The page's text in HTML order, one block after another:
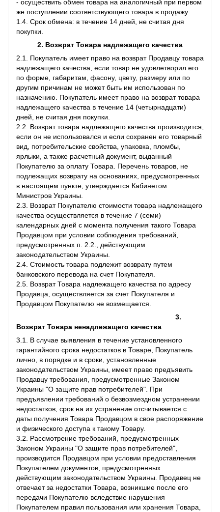
- осуществить обмен товара на аналогичный при первом
же поступлении соответствующего товара в продажу.
1.4. Срок обмена: в течение 14 дней, не считая дня
покупки.
2. Возврат Товара надлежащего качества
2.1. Покупатель имеет право на возврат Продавцу товара
надлежащего качества, если товар не удовлетворил его
по форме, габаритам, фасону, цвету, размеру или по
другим причинам не может быть им использован по
назначению. Покупатель имеет право на возврат товара
надлежащего качества в течение 14 (четырнадцати)
дней, не считая дня покупки.
2.2. Возврат товара надлежащего качества производится,
если он не использовался и если сохранен его товарный
вид, потребительские свойства, упаковка, пломбы,
ярлыки, а также расчетный документ, выданный
Покупателю за оплату Товара. Перечень товаров, не
подлежащих возврату на основаниях, предусмотренных
в настоящем пункте, утверждается Кабинетом
Министров Украины.
2.3. Возврат Покупателю стоимости товара надлежащего
качества осуществляется в течение 7 (семи)
календарных дней с момента получения такого Товара
Продавцом при условии соблюдения требований,
предусмотренных п. 2.2., действующим
законодательством Украины.
2.4. Стоимость товара подлежит возврату путем
банковского перевода на счет Покупателя.
2.5. Возврат Товара надлежащего качества по адресу
Продавца, осуществляется за счет Покупателя и
Продавцом Покупателю не возмещается.
3.
Возврат Товара ненадлежащего качества
3.1. В случае выявления в течение установленного
гарантийного срока недостатков в Товаре, Покупатель
лично, в порядке и в сроки, установленные
законодательством Украины, имеет право предъявить
Продавцу требования, предусмотренные Законом
Украины "О защите прав потребителей". При
предъявлении требований о безвозмездном устранении
недостатков, срок на их устранение отсчитывается с
даты получения Товара Продавцом в свое распоряжение
и физического доступа к такому Товару.
3.2. Рассмотрение требований, предусмотренных
Законом Украины "О защите прав потребителей",
производится Продавцом при условии предоставления
Покупателем документов, предусмотренных
действующим законодательством Украины. Продавец не
отвечает за недостатки Товара, возникшие после его
передачи Покупателю вследствие нарушения
Покупателем правил пользования или хранения Товара,